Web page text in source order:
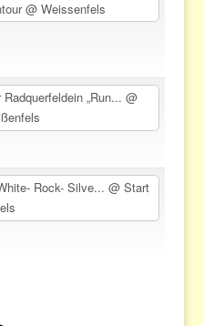
@ Weissenfels
„Run...@
Rock- Silve...@ Start